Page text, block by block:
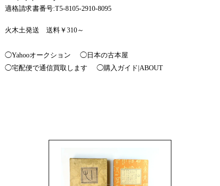
適格請求書番号:T5-8105-2910-8095
火木土発送 送料￥310～
◯Yahooオークション
◯日本の古本屋
◯宅配便で通信買取します
◯購入ガイド|ABOUT